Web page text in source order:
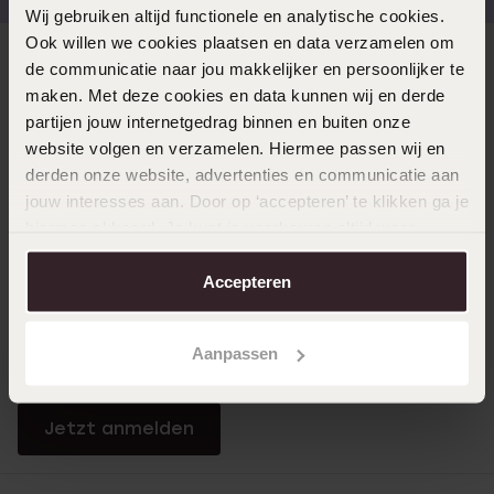
Wij gebruiken altijd functionele en analytische cookies.
Ook willen we cookies plaatsen en data verzamelen om
de communicatie naar jou makkelijker en persoonlijker te
maken. Met deze cookies en data kunnen wij en derde
partijen jouw internetgedrag binnen en buiten onze
website volgen en verzamelen. Hiermee passen wij en
derden onze website, advertenties en communicatie aan
jouw interesses aan. Door op ‘accepteren’ te klikken ga je
aanpassen. Lees er meer over in onscookiebeleid.
Accepteren
Aanpassen
Direkt zu
Über Lucardi
Rabatt auf all deine Einkäufe
Jetzt anmelden